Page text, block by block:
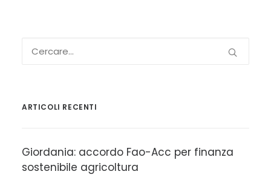
ARTICOLI RECENTI
Giordania: accordo Fao-Acc per finanza
sostenibile agricoltura